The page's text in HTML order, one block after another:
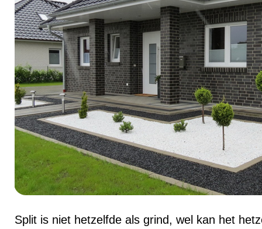
Split is niet hetzelfde als grind, wel kan het